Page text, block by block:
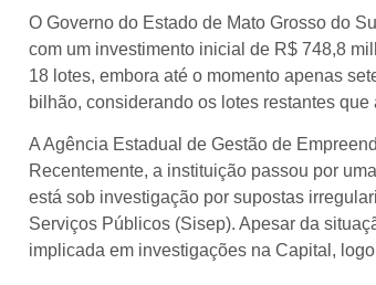
O Governo do Estado de Mato Grosso do
com um investimento inicial de R$ 748,8
18 lotes, embora até o momento apenas
bilhão, considerando os lotes restantes
A Agência Estadual de Gestão de
Recentemente, a instituição passou por
está sob investigação por supostas
Serviços Públicos (Sisep). Apesar da
implicada em investigações na Capital,